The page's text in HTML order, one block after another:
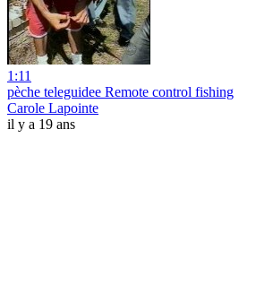
1:11
pèche teleguidee Remote control fishing
Carole Lapointe
il y a 19 ans